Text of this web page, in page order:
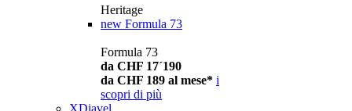
Heritage
new Formula 73
Formula 73
da CHF 17´190
da CHF 189 al mese* i
scopri di più
XDiavel